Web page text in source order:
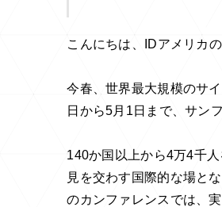
こんにちは、IDアメリカ
今春、世界最大規模のサ
日から5月1日まで、サン
140か国以上から4万4千
見を交わす国際的な場と
のカンファレンスでは、